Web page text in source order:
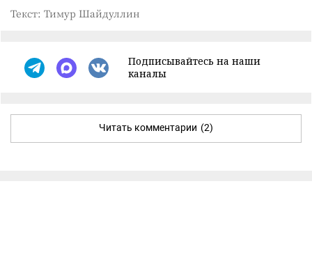
Текст: Тимур Шайдуллин
Подписывайтесь на наши
каналы
Читать комментарии (2)